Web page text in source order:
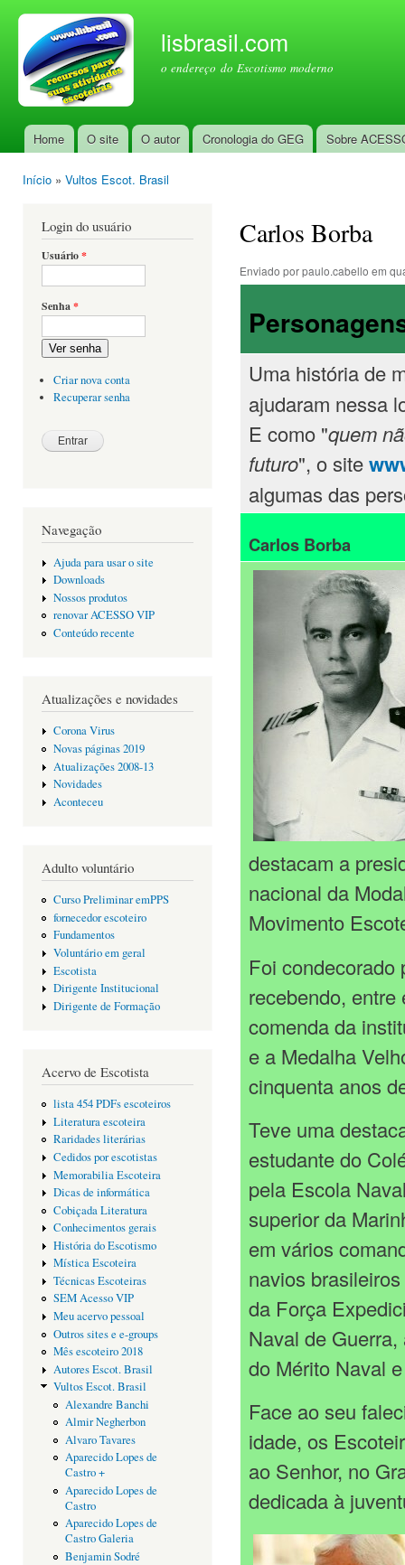
lisbrasil.com
o endereço do Escotismo moderno
Menu principal
Home O site O autor Cronologia do GEG Sobre
Início » Vultos Escot. Brasil
Login do usuário
Usuário*
Senha*
Ver senha
Criar nova conta
Recuperar senha
Navegação
Ajuda para usar o site
Downloads
Nossos produtos
renovar ACESSO VIP
Conteúdo recente
Atualizações e novidades
Corona Virus
Novas páginas 2019
Atualizações 2008-13
Novidades
Aconteceu
Adulto voluntário
Curso Preliminar emPPS
fornecedor escoteiro
Fundamentos
Voluntário em geral
Escotista
Dirigente Institucional
Dirigente de Formação
Acervo de Escotista
lista 454 PDFs escoteiros
Literatura escoteira
Raridades literárias
Cedidos por escotistas
Memorabilia Escoteira
Dicas de informática
Cobiçada Literatura
Conhecimentos gerais
História do Escotismo
Mística Escoteira
Técnicas Escoteiras
SEM Acesso VIP
Meu acervo pessoal
Outros sites e e-groups
Mês escoteiro 2018
Autores Escot. Brasil
Vultos Escot. Brasil
Alexandre Banchi
Almir Negherbon
Alvaro Tavares
Aparecido Lopes de
Castro +
Aparecido Lopes de
Castro
Aparecido Lopes de
Castro Galeria
Benjamin Sodré
Carlos Borba
Enviado porpaulo.cabello em
Uma história de
ajudaram nessa
E como "quem
futuro", o site
algumas das
Carlos Borba
destacam a
nacional da
Movimento
Foi condecorado
recebendo,
comenda da
e a Medalha
cinquenta anos
Teve uma
estudante do
pela Escola
superior da
em vários
navios
da Força
Naval de
do Mérito Naval
Face ao seu
idade, os
ao Senhor, no
dedicada à